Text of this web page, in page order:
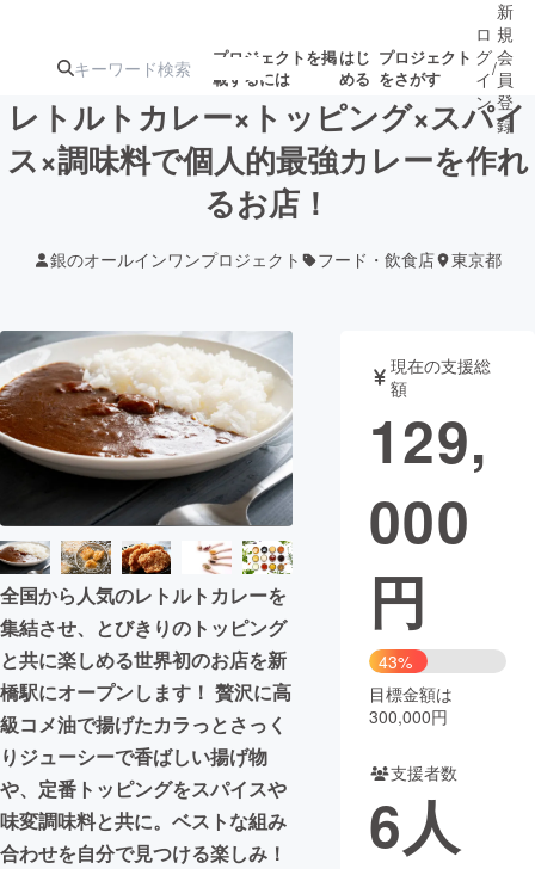
プロジェクトを掲
載するには
はじ
める
プロジェクト
をさがす
注目の新着プロ募集終了が近いプ
テクノロジー・ガジェット
映像・映画 書籍・雑誌
ビジネス・起業 チャレンジ
まちづくり・地域活性化
CAMPFIRE for Social Good
CAMPFIRE Creation
CAMPFIREふるさと納税machi-ya コミュニティ
ロ
グ
イ
ン
/
新
規
会
員
登
録
レトルトカレー×トッピング×スパイ
ス×調味料で個人的最強カレーを作れ
るお店！
銀のオールインワンプロジェクト フード・飲食店 東京都
全国から人気のレトルトカレーを
集結させ、とびきりのトッピング
と共に楽しめる世界初のお店を新
橋駅にオープンします！ 贅沢に高
級コメ油で揚げたカラっとさっく
りジューシーで香ばしい揚げ物
や、定番トッピングをスパイスや
味変調味料と共に。ベストな組み
合わせを自分で見つける楽しみ！
現在の支援総
額
129,
000
円
43%
目標金額は
300,000円
支援者数
6人